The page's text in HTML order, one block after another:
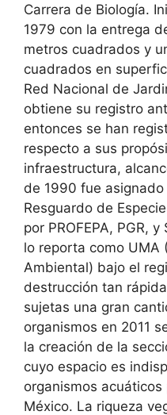
Carrera de Biología.
1979 con la entrega
metros cuadrados y
cuadrados en
Red Nacional de
obtiene su registro
entonces se han
respecto a sus
infraestructura,
de 1990 fue
Resguardo de
por PROFEPA, PGR, y
lo reporta como UMA
Ambiental) bajo el
destrucción tan
sujetas una gran
organismos en 2011
la creación de la
cuyo espacio es
organismos
México. La riqueza